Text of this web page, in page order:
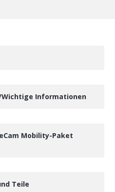
Informationen
Mobility-Paket
Teile